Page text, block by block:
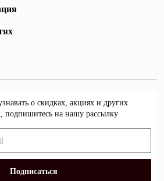
о скидках, акциях и других
подпишитесь на нашу рассылку